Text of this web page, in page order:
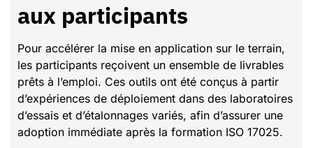
aux participants
Pour accélérer la mise en application sur le terrain,
les participants reçoivent un ensemble de livrables
prêts à l’emploi. Ces outils ont été conçus à partir
d’expériences de déploiement dans des laboratoires
d’essais et d’étalonnages variés, afin d’assurer une
adoption immédiate après la formation ISO 17025.